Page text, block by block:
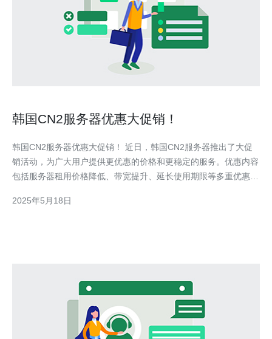
韩国CN2服务器优惠大促销！
韩国CN2服务器优惠大促销！ 近日，韩国CN2服务器推出了大促
销活动，为广大用户提供更优惠的价格和更稳定的服务。优惠内容
包括服务器租用价格降低、带宽提升、延长使用期限等多重优惠，
和稳定性方面具有明显优势。其拥有高速稳定的网络连接，保障用
2025年5月18日